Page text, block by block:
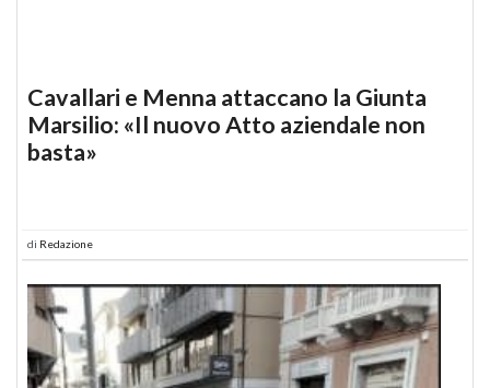
Cavallari e Menna attaccano la Giunta
Marsilio: «Il nuovo Atto aziendale non
basta»
di Redazione